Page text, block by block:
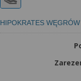
HIPOKRATES WĘGRÓW